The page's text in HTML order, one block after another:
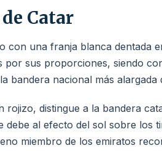
Catar
con una franja blanca dentada
por sus proporciones, siendo
bandera nacional más alargada
distingue a la bandera
al efecto del sol sobre los
miembro de los emiratos